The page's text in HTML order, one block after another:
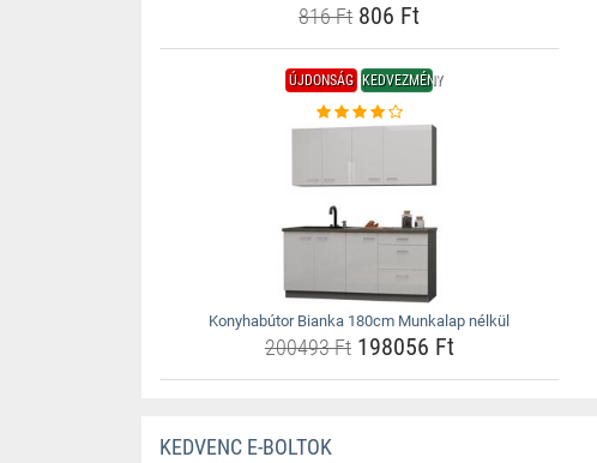
816 Ft806 Ft
ÚJDONSÁG KEDVEZMÉNY
Konyhabútor Bianka 180cm Munkalap nélkül
200493 Ft198056 Ft
KEDVENC E-BOLTOK